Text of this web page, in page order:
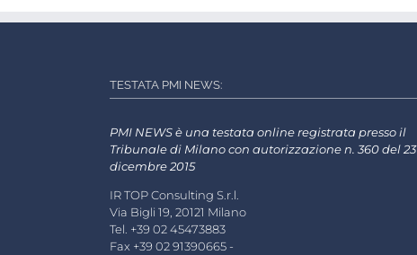
TESTATA PMI NEWS:
PMI NEWS è una testata online registrata presso il
Tribunale di Milano con autorizzazione n. 360 del 23
dicembre 2015
IR TOP Consulting S.r.l.
Via Bigli 19, 20121 Milano
Tel. +39 02 45473883
Fax +39 02 91390665 -